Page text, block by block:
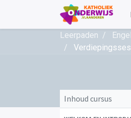
Leerpaden
Inhoud cursus